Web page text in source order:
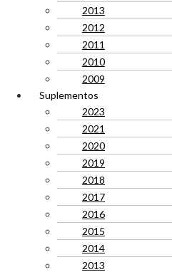
2013
2012
2011
2010
2009
Suplementos
2023
2021
2020
2019
2018
2017
2016
2015
2014
2013